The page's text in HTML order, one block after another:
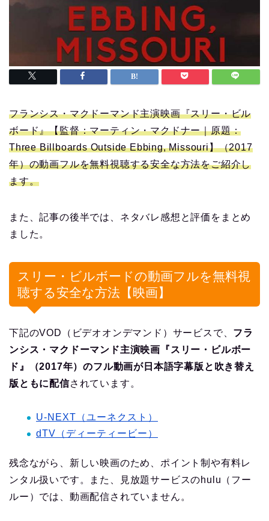
フランシス・マクドーマンド主演映画『スリー・ビル
ボード』【監督：マーティン・マクドナー｜原題：
Three Billboards Outside Ebbing, Missouri】（2017
年）の動画フルを無料視聴する安全な方法をご紹介し
ます。
また、記事の後半では、ネタバレ感想と評価をまとめ
ました。
スリー・ビルボードの動画フルを無料視
聴する安全な方法【映画】
下記のVOD（ビデオオンデマンド）サービスで、 フラ
ンシス・マクドーマンド主演映画『スリー・ビルボー
ド』（2017年）のフル動画が日本語字幕版と吹き替え
版ともに配信されています。
U-NEXT（ユーネクスト）
dTV（ディーティービー）
残念ながら、新しい映画のため、ポイント制や有料レ
ンタル扱いです。また、見放題サービスのhulu（フー
ルー）では、動画配信されていません。